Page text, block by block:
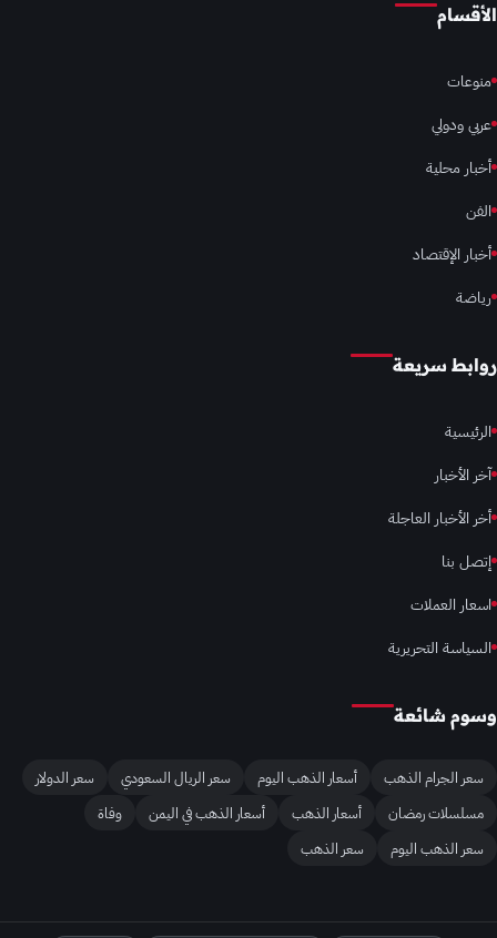
الأقسام
منوعات
عربي ودولي
أخبار محلية
الفن
أخبار الإقتصاد
رياضة
روابط سريعة
الرئيسية
آخر الأخبار
أخر الأخبار العاجلة
إتصل بنا
اسعار العملات
السياسة التحريرية
وسوم شائعة
سعر الجرام الذهب أسعار الذهب اليوم سعر الريال السعودي
سعر الدولار
مسلسلات رمضان
أسعار الذهب أسعار الذهب في اليمن
وفاة
سعر الذهب اليوم
سعر الذهب